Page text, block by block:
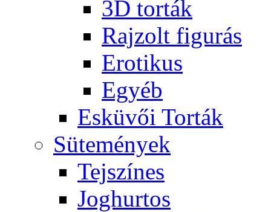
3D torták
Rajzolt figurás
Erotikus
Egyéb
Esküvői Torták
Sütemények
Tejszínes
Joghurtos